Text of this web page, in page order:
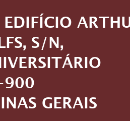
EDIFÍCIO
S/N,
GERAIS